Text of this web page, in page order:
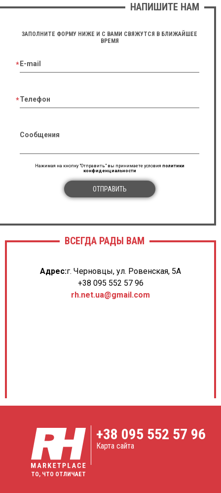
НАПИШИТЕ НАМ
ЗАПОЛНИТЕ ФОРМУ НИЖЕ И С ВАМИ СВЯЖУТСЯ В БЛИЖАЙШЕЕ
ВРЕМЯ
E-mail
Телефон
Сообщения
Нажимая на кнопку "Отправить" вы принимаете условия политики
конфиденциальности
ОТПРАВИТЬ
ВСЕГДА РАДЫ ВАМ
Адрес:г. Черновцы, ул. Ровенская, 5А
+38 095 552 57 96
rh.net.ua@gmail.com
ТО, ЧТО ОТЛИЧАЕТ
+38 095 552 57 96
Карта сайта